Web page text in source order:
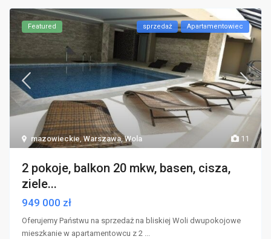
11
mazowieckie,Warszawa,Wola
Featured sprzedaż Apartamentowiec
2 pokoje, balkon 20 mkw, basen, cisza,
ziele...
949 000 zł
Oferujemy Państwu na sprzedaż na bliskiej Woli dwupokojowe
mieszkanie w apartamentowcu z 2 ...